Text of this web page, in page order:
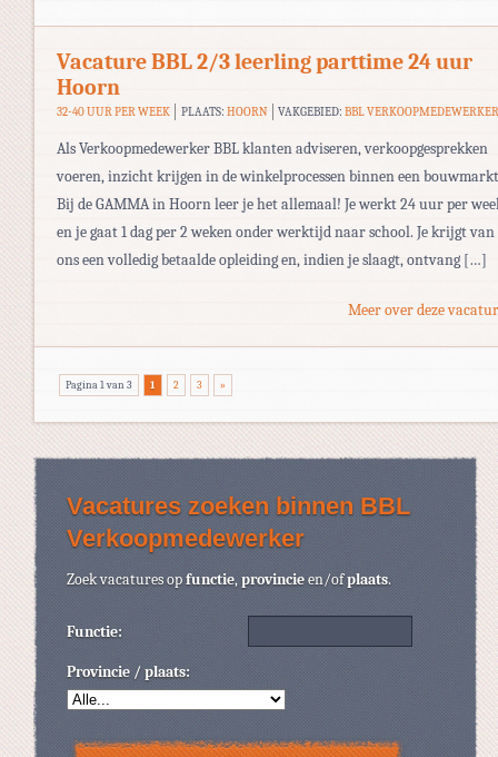
Vacature BBL 2/3 leerling parttime 24 uur
Hoorn
32-40 UUR PER WEEK PLAATS: HOORN VAKGEBIED:BBL
Als Verkoopmedewerker BBL klanten adviseren, verkoopgesprekken
voeren, inzicht krijgen in de winkelprocessen binnen een
Bij de GAMMA in Hoorn leer je het allemaal! Je werkt 24 uur per
en je gaat 1 dag per 2 weken onder werktijd naar school. Je krijgt van
ons een volledig betaalde opleiding en, indien je slaagt, ontvang […]
Meer over deze
Pagina 1 van 3 1 2 3 »
Vacatures zoeken binnen BBL
Verkoopmedewerker
Zoek vacatures opfunctie,provincieen/ofplaats.
Functie:
Provincie / plaats: